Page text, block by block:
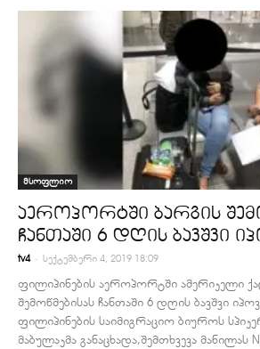
მსოფლიო
აეროპორტში ბარგის
ჩანთაში 6 დღის ბავშვი
tv4 - სექტემბერი 4, 2019 18:09
ფილიპინების აეროპორტში ამერიკელი
შემოწმებისას ჩანთაში 6 დღის ბავშვი
ფილიპინების საიმიგრაციო ბიუროს
მაბულაკმა განაცხადა,შემთხვევა მანილას